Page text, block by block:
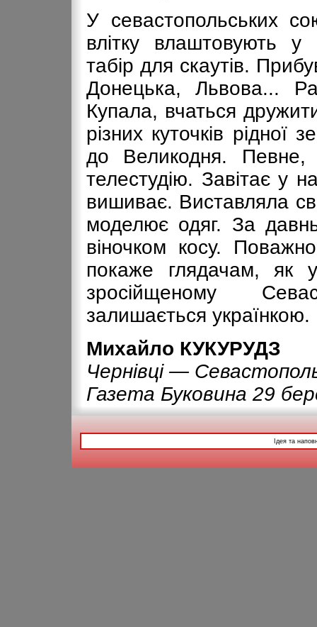
У севастопольських
влітку влаштовують у
табір для скаутів.
Донецька, Львова...
Купала, вчаться
різних куточків рідної
до Великодня.
телестудію. Завітає у
вишиває. Виставляла
моделює одяг. За
віночком косу.
покаже глядачам, як
зросійщеному
залишається українкою.
Михайло КУКУРУДЗ
Чернівці —
Газета Буковина 29
Ідея та